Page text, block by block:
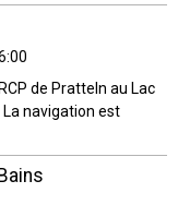
de Pratteln au Lac
La navigation est